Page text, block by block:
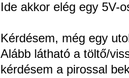
Ide akkor elég egy 5V-
Kérdésem, még egy
Alább látható a töltő/
kérdésem a pirossal